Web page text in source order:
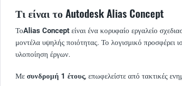
Τι είναι το Autodesk Alias Concept
ΤοAlias Concept είναι ένα κορυφαίο εργαλείο
μοντέλα υψηλής ποιότητας. Το λογισμικό προσφέρει
υλοποίηση έργων.
Με συνδρομή 1 έτους, επωφελείστε από τακτικές